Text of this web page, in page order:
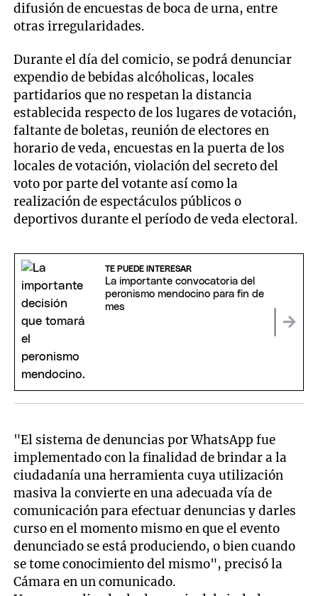
difusión de encuestas de boca de urna, entre
otras irregularidades.
Durante el día del comicio, se podrá denunciar
expendio de bebidas alcóholicas, locales
partidarios que no respetan la distancia
establecida respecto de los lugares de votación,
faltante de boletas, reunión de electores en
horario de veda, encuestas en la puerta de los
locales de votación, violación del secreto del
voto por parte del votante así como la
realización de espectáculos públicos o
deportivos durante el período de veda electoral.
TE PUEDE INTERESAR
La importante convocatoria del
peronismo mendocino para fin de
mes
"El sistema de denuncias por WhatsApp fue
implementado con la finalidad de brindar a la
ciudadanía una herramienta cuya utilización
masiva la convierte en una adecuada vía de
comunicación para efectuar denuncias y darles
curso en el momento mismo en que el evento
denunciado se está produciendo, o bien cuando
se tome conocimiento del mismo", precisó la
Cámara en un comunicado.